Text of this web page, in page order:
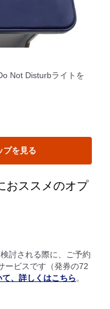
Not Disturbライトを
プを見る
おススメのオプ
討される際に、ご予約
ービスです（発券の72
、詳しくはこちら。